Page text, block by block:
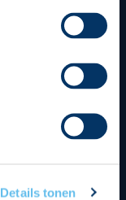
Details tonen